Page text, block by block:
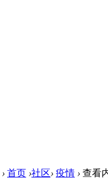
› 首页 ›社区› 疫情 › 查看